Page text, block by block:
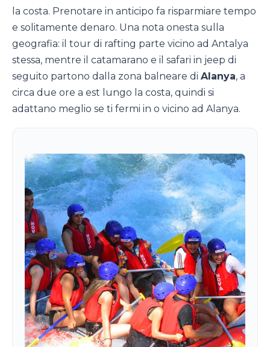
la costa. Prenotare in anticipo fa risparmiare tempo
e solitamente denaro. Una nota onesta sulla
geografia: il tour di rafting parte vicino ad Antalya
stessa, mentre il catamarano e il safari in jeep di
seguito partono dalla zona balneare di Alanya, a
circa due ore a est lungo la costa, quindi si
adattano meglio se ti fermi in o vicino ad Alanya.